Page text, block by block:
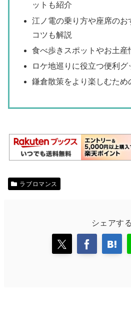
ットも紹介
江ノ電の乗り方や座席の
コツも解説
食べ歩きスポットやお土産
ロケ地巡りに役立つ便利
鎌倉散策をより楽しむため
ラブロマンス
シェアする